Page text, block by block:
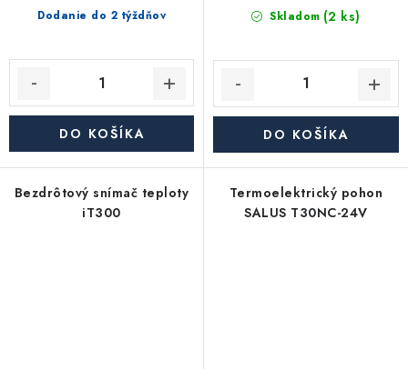
Dodanie do 2 týždňov
DO KOŠÍKA
Skladom (2 ks)
DO KOŠÍKA
Bezdrôtový snímač teploty
iT300
Termoelektrický pohon
SALUS T30NC-24V